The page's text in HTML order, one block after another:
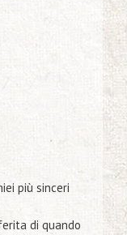
più sinceri
di quando